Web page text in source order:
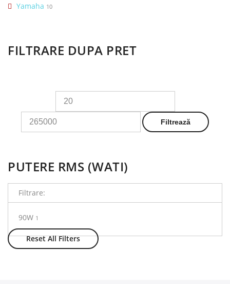
Yamaha 10
FILTRARE DUPA PRET
Preț
minim
Filtrează
PUTERE RMS (WATI)
Filtrare:
90W 1
Reset All Filters